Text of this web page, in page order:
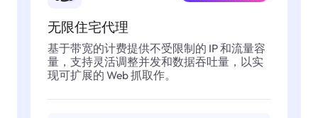
无限住宅代理
基于带宽的计费提供不受限制的 IP 和流量容
量，支持灵活调整并发和数据吞吐量，以实
现可扩展的 Web 抓取作。